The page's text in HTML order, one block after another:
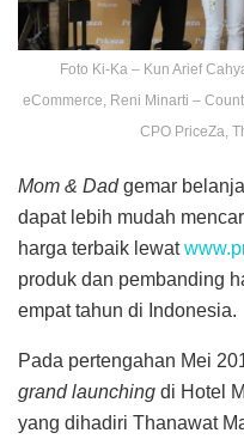
Foto Ki-Ka – Kun Arief
eCommerce, Reni Minarti –
CPO PriceZa,
Mom & Dadgemar
dapat lebih mudah
harga terbaik lewat
produk dan pembanding
empat tahun di Indonesia.
Pada pertengahan Mei
grand launching di Hotel
yang dihadiri Thanawat